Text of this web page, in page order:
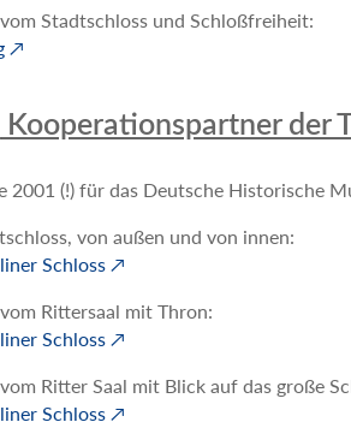
Stadtschloss und Schloßfreiheit:
der
(!) für das Deutsche Historische
von außen und von innen:
Schloss
Rittersaal mit Thron:
Schloss
Ritter Saal mit Blick auf das große
Schloss